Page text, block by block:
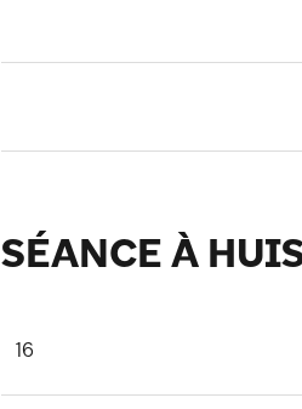
SÉANCE À
16